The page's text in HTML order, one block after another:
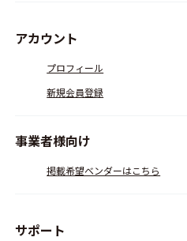
アカウント
プロフィール
新規会員登録
事業者様向け
掲載希望ベンダーはこちら
サポート